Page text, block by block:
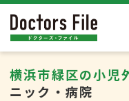
横浜市緑区の小児
ニック・病院